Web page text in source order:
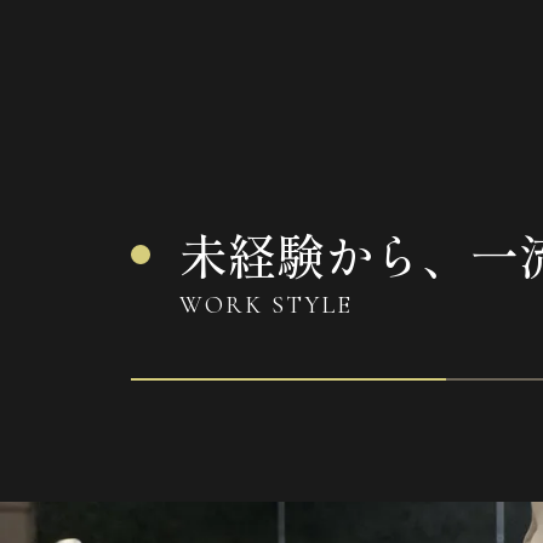
未経験から、一
WORK STYLE